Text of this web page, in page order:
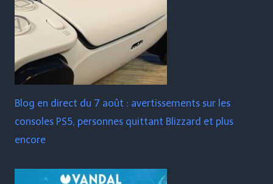
Blog en direct du 7 août : avertissements sur les
consoles PS5, personnes quittant Blizzard et plus
encore